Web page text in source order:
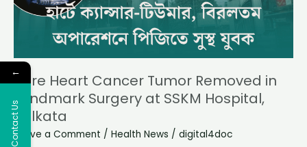
Rare Heart Cancer Tumor Removed in
Landmark Surgery at SSKM Hospital,
Kolkata
Leave a Comment / Health News / digital4doc
at
Kolkata
←
Contact Us